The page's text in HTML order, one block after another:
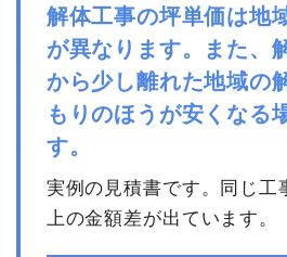
解体工事の坪単価は地
が異なります。また、
から少し離れた地域の
もりのほうが安くなる
す。
実例の見積書です。同じ工
上の金額差が出ています。